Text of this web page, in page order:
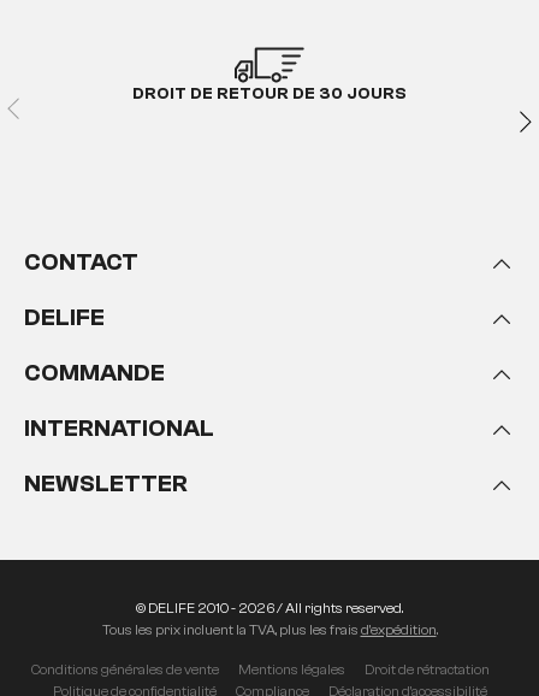
DROIT DE RETOUR DE 30 JOURS
CONTACT
DELIFE
COMMANDE
INTERNATIONAL
NEWSLETTER
Conditions générales de vente Mentions légales
Droit de rétractation
Politique de confidentialité
Compliance Déclaration d'accessibilité
© DELIFE 2010 - 2026 / All rights reserved.
Tous les prix incluent la TVA, plus les frais d'expédition.